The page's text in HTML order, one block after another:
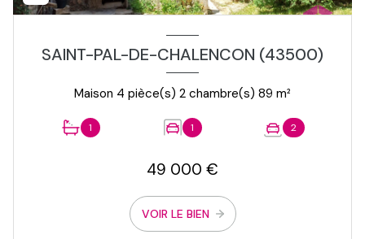
SAINT-PAL-DE-CHALENCON (43500)
Maison 4 pièce(s) 2 chambre(s) 89 m²
1 1 2
49 000 €
VOIR LE BIEN